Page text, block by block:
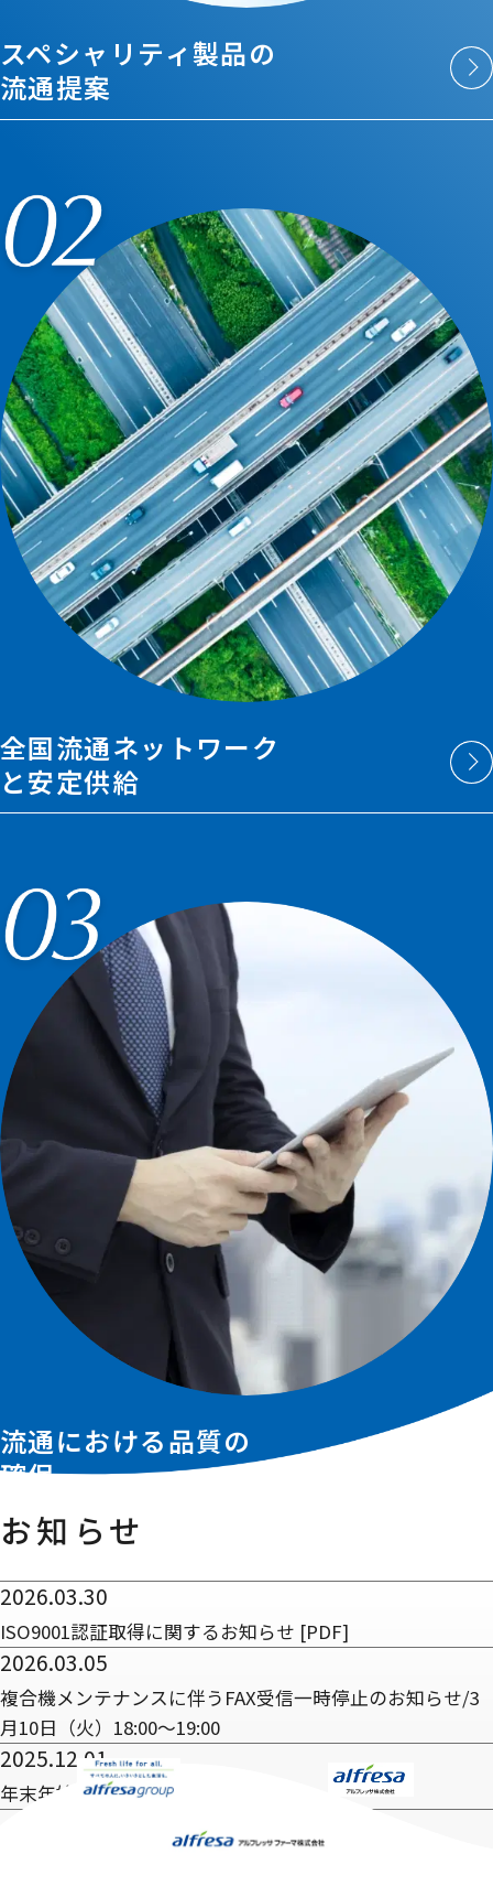
スペシャリティ製品の
流通提案
全国流通ネットワーク
と安定供給
流通における品質の
確保
お知らせ
2026.03.30
ISO9001認証取得に関するお知らせ [PDF]
2026.03.05
複合機メンテナンスに伴うFAX受信一時停止のお知らせ/3
月10日（火）18:00～19:00
2025.12.01
年末年始休業のお知らせ
1 2 3